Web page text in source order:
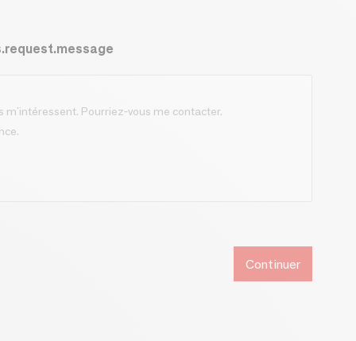
Continuer